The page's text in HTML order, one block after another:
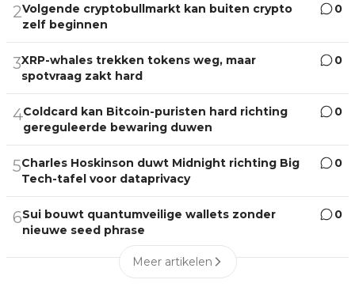
2Volgende cryptobullmarkt kan buiten crypto
zelf beginnen
0
3XRP-whales trekken tokens weg, maar
spotvraag zakt hard
0
4Coldcard kan Bitcoin-puristen hard richting
gereguleerde bewaring duwen
0
5Charles Hoskinson duwt Midnight richting Big
Tech-tafel voor dataprivacy
0
6Sui bouwt quantumveilige wallets zonder
nieuwe seed phrase
0
Meer artikelen